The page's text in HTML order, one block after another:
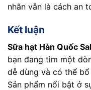
nhãn vẫn là cách an
Kết luận
Sữa hạt Hàn Quốc
bạn đang tìm một
dễ dùng và có thể
Sản phẩm nổi bật ở